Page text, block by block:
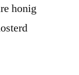
honig